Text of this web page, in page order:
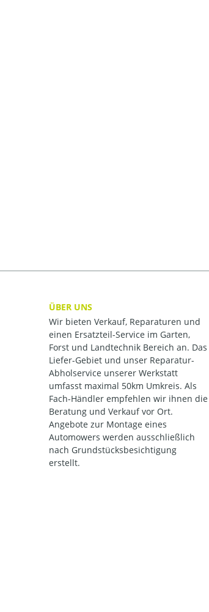
ÜBER UNS
Wir bieten Verkauf, Reparaturen und
einen Ersatzteil-Service im Garten,
Forst und Landtechnik Bereich an. Das
Liefer-Gebiet und unser Reparatur-
Abholservice unserer Werkstatt
umfasst maximal 50km Umkreis. Als
Fach-Händler empfehlen wir ihnen die
Beratung und Verkauf vor Ort.
Angebote zur Montage eines
Automowers werden ausschließlich
nach Grundstücksbesichtigung
erstellt.